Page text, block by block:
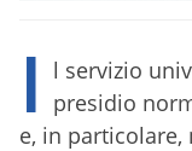
I
l servizio
presidio
e, in